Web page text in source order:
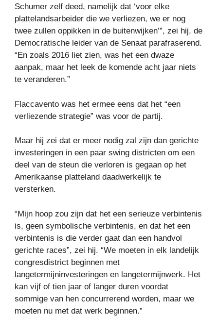
Schumer zelf deed, namelijk dat ‘voor elke
plattelandsarbeider die we verliezen, we er nog
twee zullen oppikken in de buitenwijken’”, zei hij, de
Democratische leider van de Senaat parafraserend.
“En zoals 2016 liet zien, was het een dwaze
aanpak, maar het leek de komende acht jaar niets
te veranderen.”
Flaccavento was het ermee eens dat het “een
verliezende strategie” was voor de partij.
Maar hij zei dat er meer nodig zal zijn dan gerichte
investeringen in een paar swing districten om een ​​
deel van de steun die verloren is gegaan op het
Amerikaanse platteland daadwerkelijk te
versterken.
“Mijn hoop zou zijn dat het een serieuze verbintenis
is, geen symbolische verbintenis, en dat het een
verbintenis is die verder gaat dan een handvol
gerichte races”, zei hij. “We moeten in elk landelijk
congresdistrict beginnen met
langetermijninvesteringen en langetermijnwerk. Het
kan vijf of tien jaar of langer duren voordat
sommige van hen concurrerend worden, maar we
moeten nu met dat werk beginnen.”